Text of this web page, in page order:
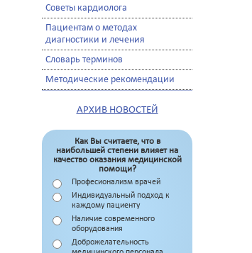
Советы кардиолога
Пациентам о методах
диагностики и лечения
Словарь терминов
Методические рекомендации
АРХИВ НОВОСТЕЙ
Как Вы считаете, что в
наибольшей степени влияет на
качество оказания медицинской
помощи?
Професионализм врачей
Индивидуальный подход к
каждому пациенту
Наличие современного
оборудования
Доброжелательность